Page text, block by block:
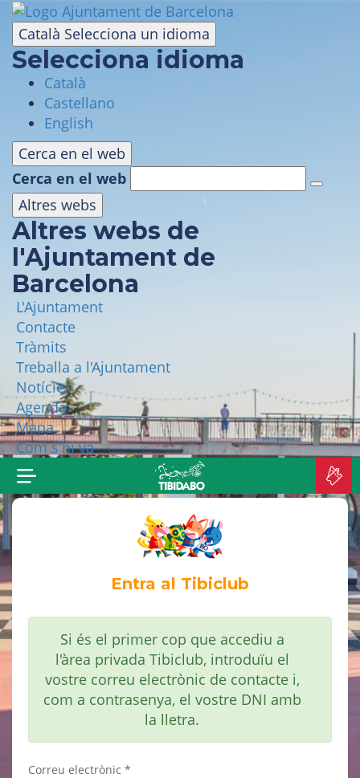
Català Selecciona un idioma
Selecciona idioma
Català
Castellano
English
Cerca en el web
Cerca en el web
Altres webs
Altres webs de
l'Ajuntament de
Barcelona
L'Ajuntament
Contacte
Tràmits
Treballa a l'Ajuntament
Notícies
Agenda
Mapa
Com s'hi va
Vés
contingut
VISITA
PARC D'ATRACCIONS
ÀREA PANORÀMICA
MASIA TIBIDABO
FUNICULAR
TIBICLUB
QUI SOM?
MÉS PRODUCTES
Entra al Tibiclub
Si és el primer cop que accediu a
l'àrea privada Tibiclub, introduïu el
vostre correu electrònic de contacte i,
com a contrasenya, el vostre DNI amb
la lletra.
Correu electrònic